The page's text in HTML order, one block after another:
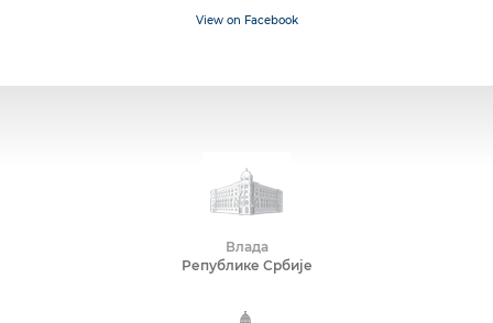
View on Facebook
Влада
Републике Србије